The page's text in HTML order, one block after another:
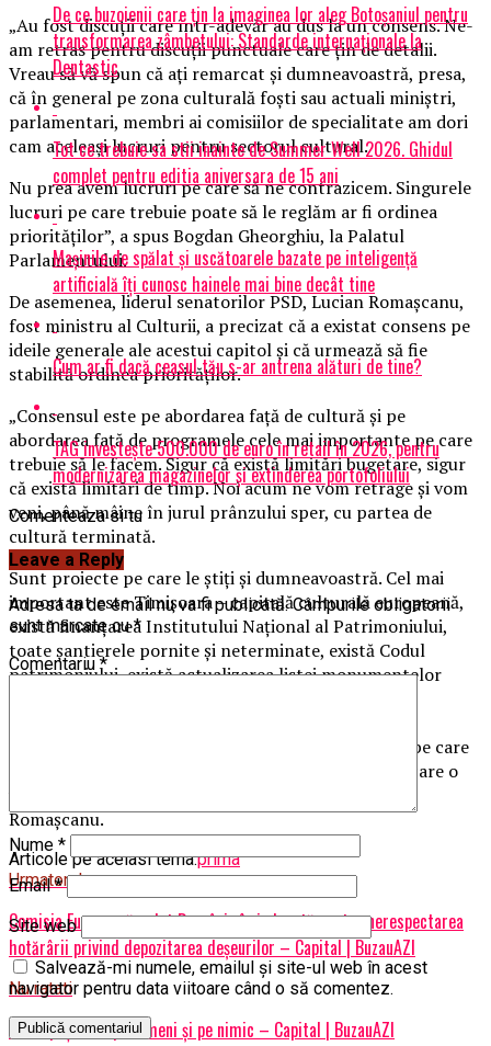
„Au fost discuţii care într-adevăr au dus la un consens. Ne-
am retras pentru discuţii punctuale care ţin de detalii.
Vreau să vă spun că aţi remarcat şi dumneavoastră, presa,
că în general pe zona culturală foşti sau actuali miniştri,
parlamentari, membri ai comisiilor de specialitate am dori
cam aceleaşi lucruri pentru sectorul cultural.
Nu prea avem lucruri pe care să ne contrazicem. Singurele
lucruri pe care trebuie poate să le reglăm ar fi ordinea
priorităţilor”, a spus Bogdan Gheorghiu, la Palatul
Parlamentului.
De asemenea, liderul senatorilor PSD, Lucian Romaşcanu,
fost ministru al Culturii, a precizat că a existat consens pe
ideile generale ale acestui capitol şi că urmează să fie
stabilită ordinea priorităţilor.
„Consensul este pe abordarea faţă de cultură şi pe
abordarea faţă de programele cele mai importante pe care
trebuie să le facem. Sigur că există limitări bugetare, sigur
că există limitări de timp. Noi acum ne vom retrage şi vom
veni, până mâine în jurul prânzului sper, cu partea de
cultură terminată.
Sunt proiecte pe care le ştiţi şi dumneavoastră. Cel mai
important este Timişoara – capitală culturală europeană,
există finanţarea Institutului Naţional al Patrimoniului,
toate şantierele pornite şi neterminate, există Codul
patrimoniului, există actualizarea listei monumentelor
managementul cultural. Sunt foarte multe lucruri pe care
trebuie să le punem într-o ordine de precădere pe care o
Romaşcanu.
Articole pe aceiasi tema:prima
Urmatorul
Comisia Europeană a dat România în judecată pentru nerespectarea
hotărârii privind depozitarea deşeurilor – Capital | BuzauAZI
Nu ratati
Nu te poţi baza pe nimeni şi pe nimic – Capital | BuzauAZI
De ce buzoienii care țin la imaginea lor aleg Botoșaniul pentru
transformarea zâmbetului: Standarde internaționale la
Dentastic
Tot ce trebuie sa stii inainte de Summer Well 2026. Ghidul
complet pentru editia aniversara de 15 ani
Mașinile de spălat și uscătoarele bazate pe inteligență
artificială îți cunosc hainele mai bine decât tine
Cum ar fi dacă ceasul tău s-ar antrena alături de tine?
TAG investește 500.000 de euro în retail în 2026, pentru
modernizarea magazinelor și extinderea portofoliului
Comenteaza si tu
Leave a Reply
Adresa ta de email nu va fi publicată. Câmpurile obligatorii
sunt marcate cu*
Comentariu*
Nume *
Email*
Site web
Salvează-mi numele, emailul și site-ul web în acest
navigator pentru data viitoare când o să comentez.